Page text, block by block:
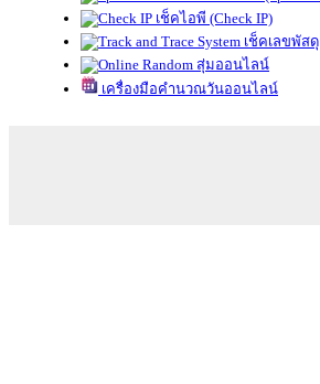
เช็คไอพี (Check IP)
เช็คเลขพัสดุ
สุ่มออนไลน์
เครื่องมือคำนวณวันออนไลน์